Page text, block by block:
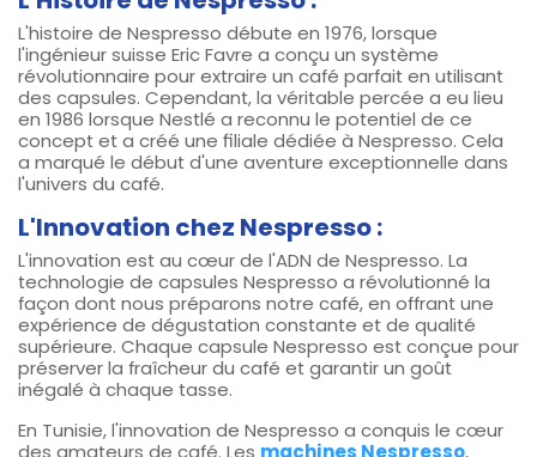
L'histoire de Nespresso débute en 1976, lorsque
l'ingénieur suisse Eric Favre a conçu un système
révolutionnaire pour extraire un café parfait en utilisant
des capsules. Cependant, la véritable percée a eu lieu
en 1986 lorsque Nestlé a reconnu le potentiel de ce
concept et a créé une filiale dédiée à Nespresso. Cela
a marqué le début d'une aventure exceptionnelle dans
l'univers du café.
L'Innovation chez Nespresso :
L'innovation est au cœur de l'ADN de Nespresso. La
technologie de capsules Nespresso a révolutionné la
façon dont nous préparons notre café, en offrant une
expérience de dégustation constante et de qualité
supérieure. Chaque capsule Nespresso est conçue pour
préserver la fraîcheur du café et garantir un goût
inégalé à chaque tasse.
En Tunisie, l'innovation de Nespresso a conquis le cœur
des amateurs de café. Les machines Nespresso,